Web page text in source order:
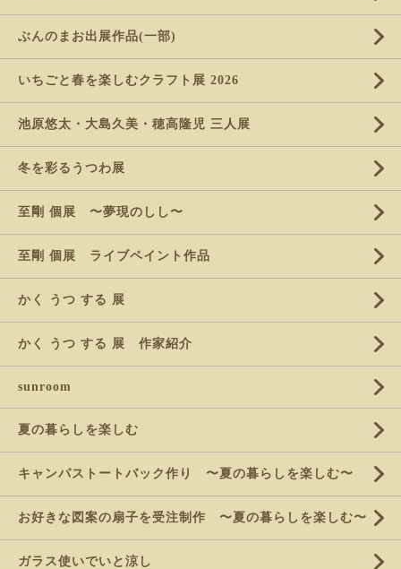
ぶんのまお出展作品(一部)
いちごと春を楽しむクラフト展 2026
池原悠太・大島久美・穂高隆児 三人展
冬を彩るうつわ展
至剛 個展 〜夢現のしし〜
至剛 個展 ライブペイント作品
かく うつ する 展
かく うつ する 展 作家紹介
sunroom
夏の暮らしを楽しむ
キャンパストートバック作り 〜夏の暮らしを楽しむ〜
お好きな図案の扇子を受注制作 〜夏の暮らしを楽しむ〜
ガラス使いでいと涼し